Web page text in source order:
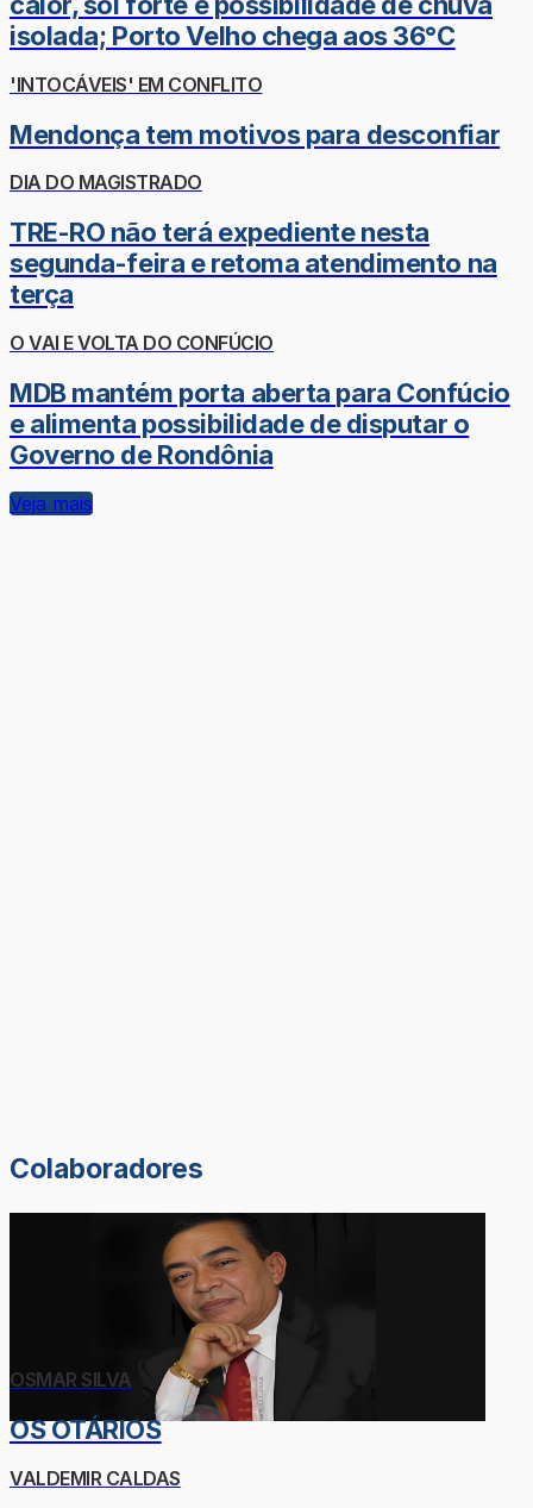
isolada; Porto Velho chega aos 36°C
'INTOCÁVEIS' EM CONFLITO
Mendonça tem motivos para desconfiar
DIA DO MAGISTRADO
TRE-RO não terá expediente nesta
segunda-feira e retoma atendimento na
terça
O VAI E VOLTA DO CONFÚCIO
MDB mantém porta aberta para Confúcio
e alimenta possibilidade de disputar o
Governo de Rondônia
Veja mais
Colaboradores
OSMAR SILVA
OS OTÁRIOS
VALDEMIR CALDAS